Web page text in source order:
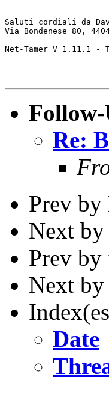
Saluti cordiali da
Via Bondenese 80,
Net-Tamer V 1.11.1 -
Follow-
Re:
Prev by
Next by
Prev by
Next by
Date